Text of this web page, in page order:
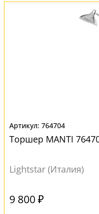
764704
Торшер MANTI
Lightstar (Италия)
9 800 ₽